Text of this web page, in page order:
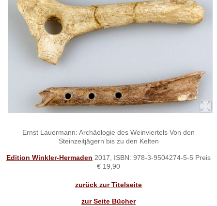
Ernst Lauermann: Archäologie des Weinviertels Von den
Steinzeitjägern bis zu den Kelten
Edition Winkler-Hermaden 2017, ISBN: 978-3-9504274-5-5 Preis
€ 19,90
zurück zur Titelseite
zur Seite Bücher